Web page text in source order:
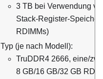
3 TB bei Verwendung
Stack-Register-
RDIMMs)
Typ (je nach Modell):
TruDDR4 2666, eine/
8 GB/16 GB/32 GB